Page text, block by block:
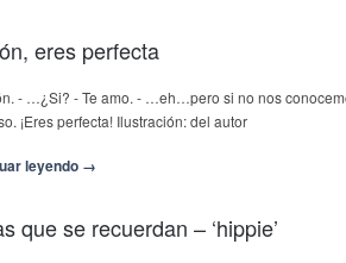
eres perfecta
- …¿Si? - Te amo. - …eh…pero si no nos
¡Eres perfecta! Ilustración: del autor
leyendo →
que se recuerdan – ‘hippie’